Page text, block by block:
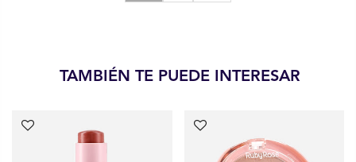
TAMBIÉN TE PUEDE INTERESAR